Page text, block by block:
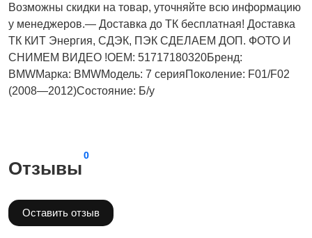
Возможны скидки на товар, уточняйте всю информацию
у менеджеров.— Доставка до ТК бесплатная! Доставка
ТК КИТ Энергия, СДЭК, ПЭК СДЕЛАЕМ ДОП. ФОТО И
СНИМЕМ ВИДЕО !OEM: 51717180320Бренд:
BMWМарка: BMWМодель: 7 серияПоколение: F01/F02
(2008—2012)Состояние: Б/у
Отзывы
0
Оставить отзыв